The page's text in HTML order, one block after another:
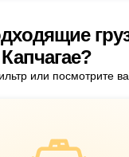
или посмотрите